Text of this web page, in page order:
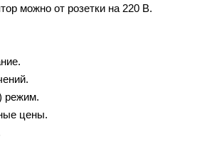
можно от розетки на 220 В.
режим.
цены.